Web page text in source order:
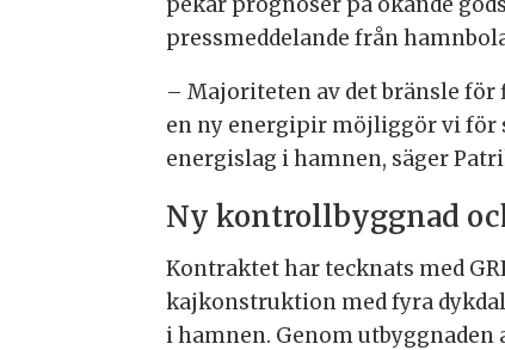
pressmeddelande från
– Majoriteten av det bränsle
en ny energipir möjliggör vi
energislag i hamnen, säger
Ny kontrollbyggnad
Kontraktet har tecknats med
kajkonstruktion med fyra
i hamnen. Genom